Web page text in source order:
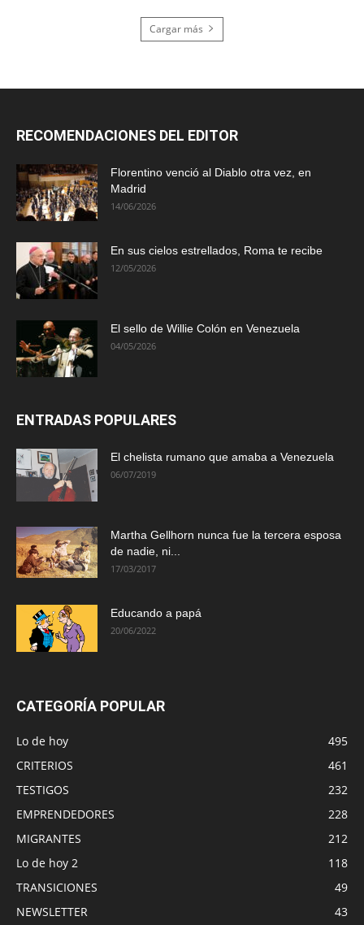
Cargar más
RECOMENDACIONES DEL EDITOR
Florentino venció al Diablo otra vez, en
Madrid
14/06/2026
En sus cielos estrellados, Roma te recibe
12/05/2026
El sello de Willie Colón en Venezuela
04/05/2026
ENTRADAS POPULARES
El chelista rumano que amaba a Venezuela
06/07/2019
Martha Gellhorn nunca fue la tercera esposa
de nadie, ni...
17/03/2017
Educando a papá
20/06/2022
CATEGORÍA POPULAR
Lo de hoy
495
CRITERIOS
461
TESTIGOS
232
EMPRENDEDORES
228
MIGRANTES
212
Lo de hoy 2
118
TRANSICIONES
49
NEWSLETTER
43